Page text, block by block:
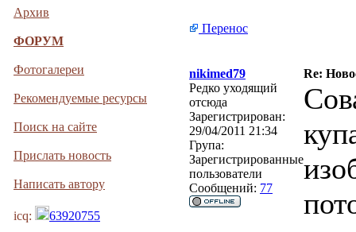
Архив
ФОРУМ
Фотогалереи
Рекомендуемые ресурсы
Поиск на сайте
Прислать новость
Написать автору
icq: 63920755
Перенос
nikimed79
Re:
Редко уходящий
отсюда
Зарегистрирован:
29/04/2011 21:34
Група:
Зарегистрированные
пользователи
Сообщений: 77